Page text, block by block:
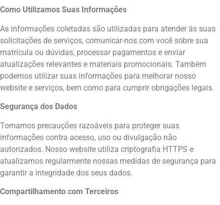
Como Utilizamos Suas Informações
As informações coletadas são utilizadas para atender às suas
solicitações de serviços, comunicar-nos com você sobre sua
matrícula ou dúvidas, processar pagamentos e enviar
atualizações relevantes e materiais promocionais. Também
podemos utilizar suas informações para melhorar nosso
website e serviços, bem como para cumprir obrigações legais.
Segurança dos Dados
Tomamos precauções razoáveis para proteger suas
informações contra acesso, uso ou divulgação não
autorizados. Nosso website utiliza criptografia HTTPS e
atualizamos regularmente nossas medidas de segurança para
garantir a integridade dos seus dados.
Compartilhamento com Terceiros